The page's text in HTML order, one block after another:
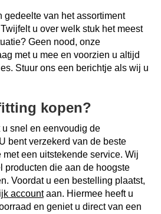
gedeelte van het assortiment
u over welk stuk het meest
Geen nood, onze
met u mee en voorzien u altijd
Stuur ons een berichtje als wij u
kopen?
u snel en eenvoudig de
bent verzekerd van de beste
een uitstekende service. Wij
producten die aan de hoogste
Voordat u een bestelling plaatst,
accountaan. Hiermee heeft u
en geniet u direct van een